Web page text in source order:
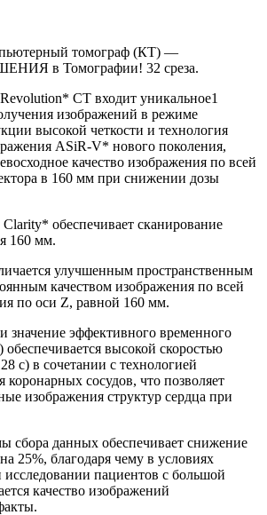
томограф (КТ) —
в Томографии! 32 среза.
CT входит уникальное1
изображений в режиме
высокой четкости и технология
ASiR-V* нового поколения,
качество изображения по всей
в 160 мм при снижении дозы
обеспечивает сканирование
160 мм.
улучшенным пространственным
качеством изображения по всей
по оси Z, равной 160 мм.
значение эффективного временного
высокой скоростью
с) в сочетании с технологией
сосудов, что позволяет
изображения структур сердца при
сбора данных обеспечивает снижение
25%, благодаря чему в условиях
исследовании пациентов с большой
качество изображений